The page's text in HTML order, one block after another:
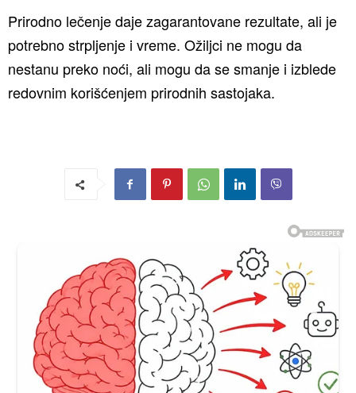
Prirodno lečenje daje zagarantovane rezultate, ali je
potrebno strpljenje i vreme. Ožiljci ne mogu da
nestanu preko noći, ali mogu da se smanje i izblede
redovnim korišćenjem prirodnih sastojaka.